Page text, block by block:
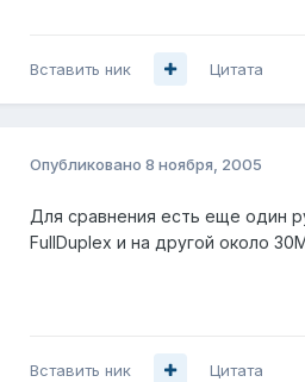
Вставить ник Цитата
Опубликовано 8 ноября, 2005
Для сравнения есть еще один
FullDuplex и на другой около
Вставить ник Цитата